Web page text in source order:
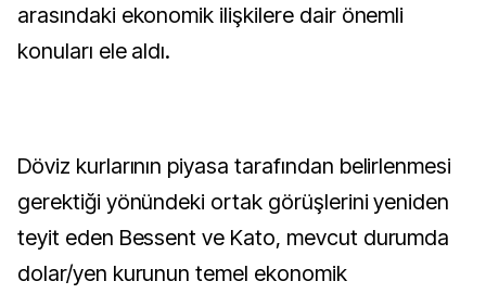
arasındaki ekonomik ilişkilere dair önemli
konuları ele aldı.
Döviz kurlarının piyasa tarafından belirlenmesi
gerektiği yönündeki ortak görüşlerini yeniden
teyit eden Bessent ve Kato, mevcut durumda
dolar/yen kurunun temel ekonomik